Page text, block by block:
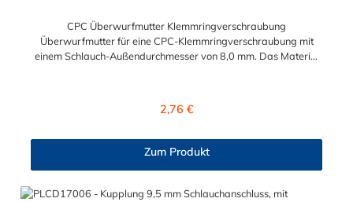
CPC Überwurfmutter Klemmringverschraubung
Überwurfmutter für eine CPC-Klemmringverschraubung mit
einem Schlauch-Außendurchmesser von 8,0 mm. Das Material
Regulärer Preis:
2,76 €
Zum Produkt